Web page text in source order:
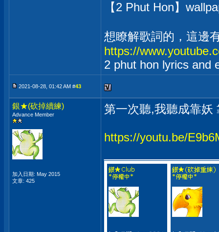
【2 Phut Hon】
想瞭解歌詞的，這邊
https://
2 phut hon lyrics and
2021-08-28, 01:42 AM #43
銀★(砍掉續練)
Advance Member
加入日期: May 2015
文章: 425
第一次聽,我聽成靠妖
https://youtu.be/